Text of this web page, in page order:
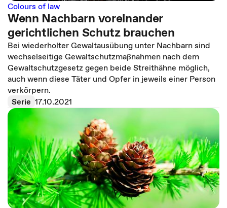
Colours of law
Wenn Nachbarn voreinander
gerichtlichen Schutz brauchen
Bei wiederholter Gewaltausübung unter Nachbarn sind
wechselseitige Gewaltschutzmaßnahmen nach dem
Gewaltschutzgesetz gegen beide Streithähne möglich,
auch wenn diese Täter und Opfer in jeweils einer Person
verkörpern.
Serie 17.10.2021